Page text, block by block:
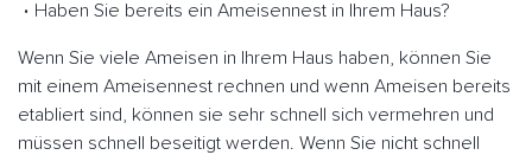
Haben Sie bereits ein Ameisennest in Ihrem Haus?
Wenn Sie viele Ameisen in Ihrem Haus haben, können Sie
mit einem Ameisennest rechnen und wenn Ameisen bereits
etabliert sind, können sie sehr schnell sich vermehren und
müssen schnell beseitigt werden. Wenn Sie nicht schnell